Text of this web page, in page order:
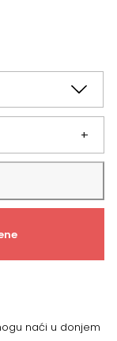
+
naći u donjem